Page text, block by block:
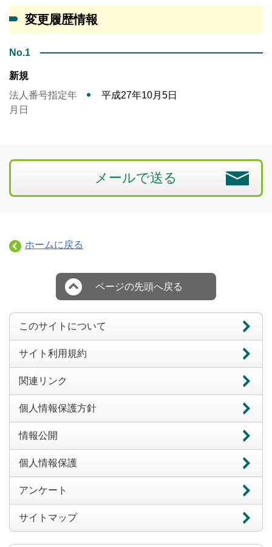
変更履歴情報
No.1
新規
法人番号指定年
月日
平成27年10月5日
メールで送る
ホームに戻る
ページの先頭へ戻る
このサイトについて
サイト利用規約
関連リンク
個人情報保護方針
情報公開
個人情報保護
アンケート
サイトマップ